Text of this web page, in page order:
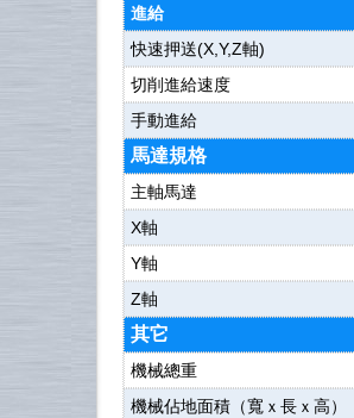
進給
快速押送(X,Y,Z軸)
切削進給速度
手動進給
馬達規格
主軸馬達
X軸
Y軸
Z軸
其它
機械總重
機械佔地面積（寬ｘ長ｘ高）